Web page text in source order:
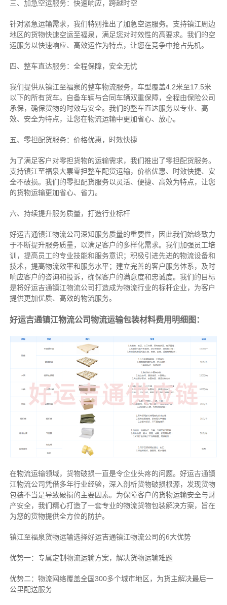
三、加急空运服务：快速响应，跨越时空
针对紧急运输需求，我们特别推出了加急空运服务。支持镇江周边
地区的货物快速空运至福泉，满足您对时效性的高要求。我们的空
运服务以快速响应、高效运作为特点，让您在竞争中抢占先机。
四、整车直达服务：全程保障，安全无忧
我们提供从镇江至福泉的整车物流服务，车型覆盖4.2米至17.5米
以下的所有货车。自备车辆与合同车辆双重保障，全程由保险公司
承保，确保货物的时效与安全。我们的整车直达服务以专业、高
效、安全为特点，让您在物流运输中更加省心、放心。
五、零担配货服务：价格优惠，时效快捷
为了满足客户对零担货物的运输需求，我们推出了零担配货服务。
支持镇江至福泉大票零担整车配货运输，价格优惠、时效快捷、安
全不破损。我们的零担配货服务以灵活、便捷、高效为特点，让您
的货物运输更加省心、省力。
六、持续提升服务质量，打造行业标杆
好运吉通镇江物流公司深知服务质量的重要性，因此我们始终致力
于不断提升服务质量，以满足客户的多样化需求。我们加强员工培
训，提高员工的专业技能和服务意识；积极引进先进的物流设备和
技术，提高物流效率和服务水平；建立完善的客户服务体系，及时
响应客户的咨询和投诉，确保客户的满意度和忠诚度。我们的目标
是将好运吉通镇江物流公司打造成为物流行业的标杆企业，为客户
提供更加优质、高效的物流服务。
好运吉通镇江物流公司物流运输包装材料费用明细图：
在物流运输领域，货物破损一直是令企业头疼的问题。好运吉通镇
江物流公司凭借多年行业经验，深入剖析货物破损根源，发现货物
包装不当是导致破损的主要因素。为保障客户的货物运输安全与财
产安全，我们精心打造了一套专业的物流货物包装解决方案，旨在
为您的货物提供全方位的防护。
镇江至福泉货物运输选择好运吉通镇江物流公司的6大优势
优势一：专属定制物流运输方案，解决货物运输难题
优势二：物流网络覆盖全国300多个城市地区，为货主解决最后一
公里配送服务